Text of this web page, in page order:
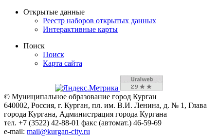
Открытые данные
Реестр наборов открытых данных
Интерактивные карты
Поиск
Поиск
Карта сайта
© Муниципальное образование город Курган
640002, Россия, г. Курган, пл. им. В.И. Ленина, д. № 1, Глава
города Кургана, Администрация города Кургана
тел. +7 (3522) 42-88-01 факс (автомат.) 46-59-69
e-mail: mail@kurgan-city.ru